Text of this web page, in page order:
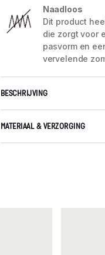
Naadloos
Dit product
die zorgt voor
pasvorm en
vervelende
BESCHRIJVING
MATERIAAL & VERZORGING